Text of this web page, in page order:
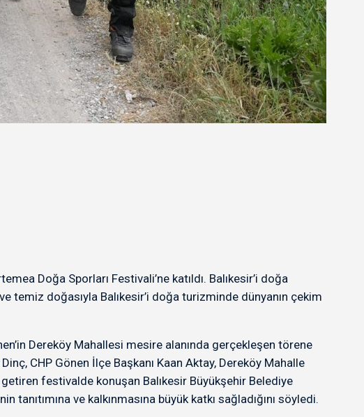
Doğa Sporları Festivali’ne katıldı. Balıkesir’i doğa
doğasıyla Balıkesir’i doğa turizminde dünyanın çekim
Dereköy Mahallesi mesire alanında gerçekleşen törene
CHP Gönen İlçe Başkanı Kaan Aktay, Dereköy Mahalle
festivalde konuşan Balıkesir Büyükşehir Belediye
ve kalkınmasına büyük katkı sağladığını söyledi.